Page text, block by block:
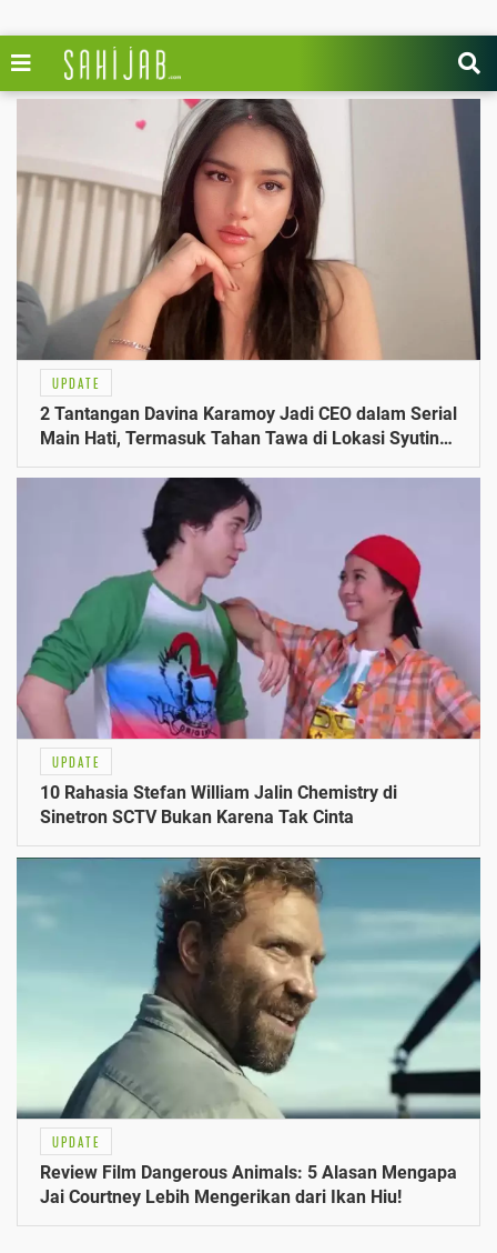
UPDATE
2 Tantangan Davina Karamoy Jadi CEO dalam Serial
Main Hati, Termasuk Tahan Tawa di Lokasi Syuting
2025
UPDATE
10 Rahasia Stefan William Jalin Chemistry di
Sinetron SCTV Bukan Karena Tak Cinta
UPDATE
Review Film Dangerous Animals: 5 Alasan Mengapa
Jai Courtney Lebih Mengerikan dari Ikan Hiu!